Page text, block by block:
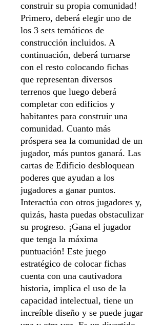
construir su propia comunidad!
Primero, deberá elegir uno de
los 3 sets temáticos de
construcción incluidos. A
continuación, deberá turnarse
con el resto colocando fichas
que representan diversos
terrenos que luego deberá
completar con edificios y
habitantes para construir una
comunidad. Cuanto más
próspera sea la comunidad de un
jugador, más puntos ganará. Las
cartas de Edificio desbloquean
poderes que ayudan a los
jugadores a ganar puntos.
Interactúa con otros jugadores y,
quizás, hasta puedas obstaculizar
su progreso. ¡Gana el jugador
que tenga la máxima
puntuación! Este juego
estratégico de colocar fichas
cuenta con una cautivadora
historia, implica el uso de la
capacidad intelectual, tiene un
increíble diseño y se puede jugar